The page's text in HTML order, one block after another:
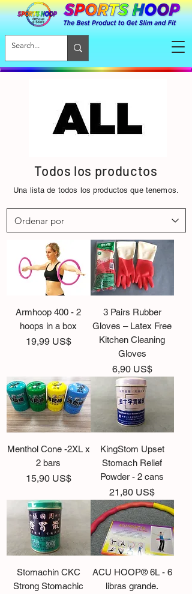
Todos los productos
Una lista de todos los productos que tenemos.
Armhoop 400 - 2
hoops in a box
Precio
19,99 US$
3 Pairs Rubber
Gloves – Latex Free
Kitchen Cleaning
Gloves
Precio
6,90 US$
Menthol Cone -2XL x
2 bars
Precio
15,90 US$
KingStom Upset
Stomach Relief
Powder - 2 cans
Precio
21,80 US$
Stomachin CKC
Strong Stomachic
ACU HOOP® 6L - 6
libras grande.